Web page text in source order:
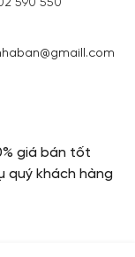
giá bán tốt
quý khách hàng
590 550